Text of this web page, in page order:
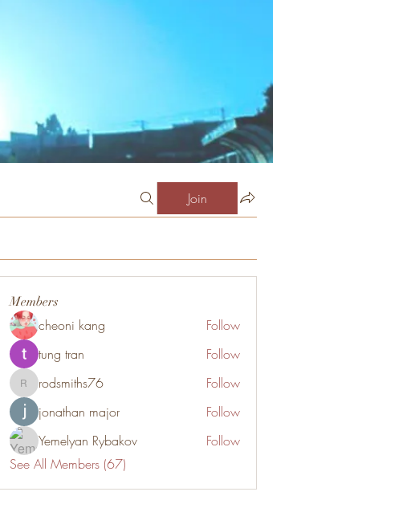
Join
Members
cheoni kang
Follow
tung tran
Follow
rodsmiths76
rodsmiths76
Follow
jonathan major
Follow
Yemelyan Rybakov
Follow
See All Members (67)